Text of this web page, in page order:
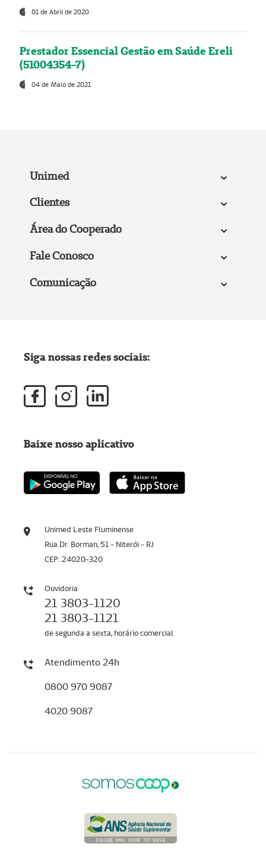
01 de Abril de 2020
Prestador Essencial Gestão em Saúde Ereli
(51004354-7)
04 de Maio de 2021
Unimed
Clientes
Área do Cooperado
Fale Conosco
Comunicação
Unimed Leste Fluminense
Rua Dr. Borman, 51 - Niterói - RJ
CEP: 24020-320
Ouvidoria
21 3803-1120
21 3803-1121
de segunda a sexta, horário comercial
Atendimento 24h
0800 970 9087
4020 9087
Siga nossas redes sociais:
Baixe nosso aplicativo